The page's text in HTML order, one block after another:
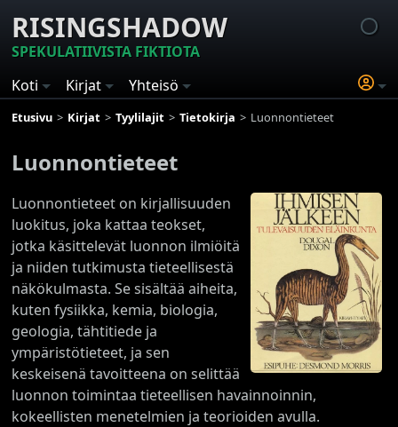
RISINGSHADOW
SPEKULATIIVISTA FIKTIOTA
Koti
Kirjat Yhteisö
Etusivu Kirjat Tyylilajit Tietokirja Luonnontieteet
Luonnontieteet
Luonnontieteet on kirjallisuuden
luokitus, joka kattaa teokset,
jotka käsittelevät luonnon ilmiöitä
ja niiden tutkimusta tieteellisestä
näkökulmasta. Se sisältää aiheita,
kuten fysiikka, kemia, biologia,
geologia, tähtitiede ja
ympäristötieteet, ja sen
keskeisenä tavoitteena on selittää
luonnon toimintaa tieteellisen havainnoinnin,
kokeellisten menetelmien ja teorioiden avulla.